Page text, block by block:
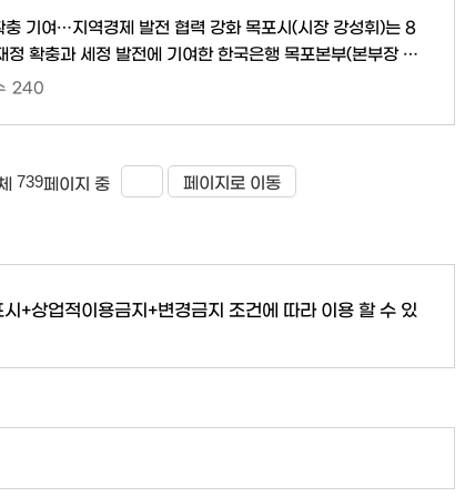
경제 발전 협력 강화 목포시(시장 강성휘)는 8
확충과 세정 발전에 기여한 한국은행 목포본부(본부장 김
240
739페이지 중 페이지로 이동
+상업적이용금지+변경금지 조건에 따라 이용 할 수 있